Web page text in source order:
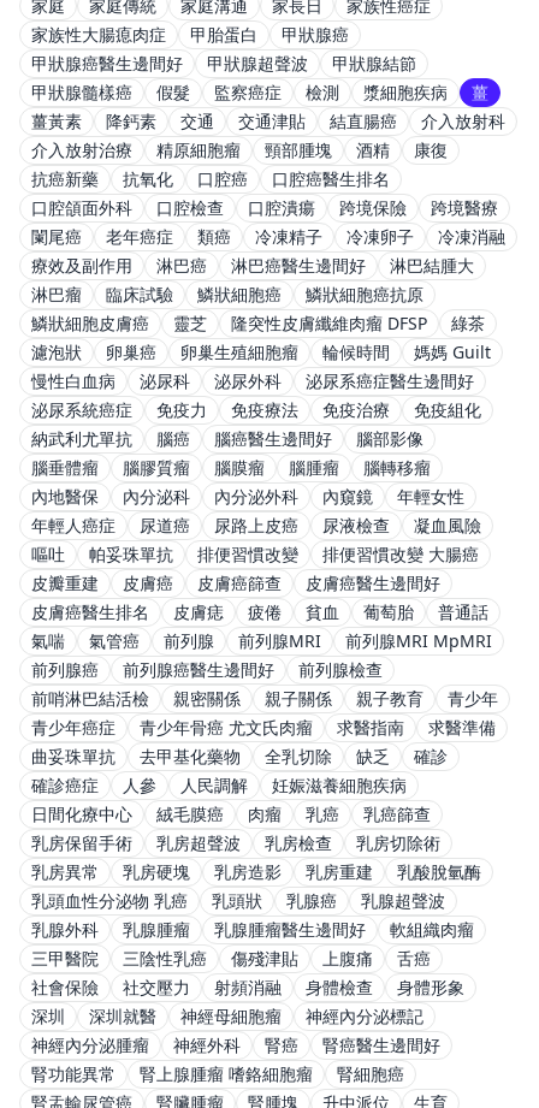
家庭
家庭傳統 家庭溝通 家長日
家族性癌症
家族性大腸瘜肉症
甲胎蛋白
甲狀腺癌
甲狀腺癌醫生邊間好
甲狀腺超聲波
甲狀腺結節
甲狀腺髓樣癌
假髮 監察癌症 檢測 漿細胞疾病
薑
薑黃素
降鈣素 交通 交通津貼 結直腸癌
介入放射科
介入放射治療
精原細胞瘤 頸部腫塊 酒精
康復
抗癌新藥
抗氧化 口腔癌
口腔癌醫生排名
口腔頜面外科
口腔檢查 口腔潰瘍 跨境保險
跨境醫療
闌尾癌
老年癌症 類癌 冷凍精子 冷凍卵子
冷凍消融
療效及副作用
淋巴癌 淋巴癌醫生邊間好
淋巴結腫大
淋巴瘤
臨床試驗 鱗狀細胞癌
鱗狀細胞癌抗原
鱗狀細胞皮膚癌
靈芝 隆突性皮膚纖維肉瘤 DFSP
綠茶
濾泡狀
卵巢癌 卵巢生殖細胞瘤 輪候時間
媽媽 Guilt
慢性白血病
泌尿科 泌尿外科
泌尿系癌症醫生邊間好
泌尿系統癌症
免疫力 免疫療法 免疫治療
免疫組化
納武利尤單抗
腦癌 腦癌醫生邊間好
腦部影像
腦垂體瘤
腦膠質瘤 腦膜瘤 腦腫瘤
腦轉移瘤
內地醫保
內分泌科 內分泌外科 內窺鏡
年輕女性
年輕人癌症
尿道癌 尿路上皮癌 尿液檢查
凝血風險
嘔吐
帕妥珠單抗 排便習慣改變
排便習慣改變 大腸癌
皮瓣重建
皮膚癌 皮膚癌篩查
皮膚癌醫生邊間好
皮膚癌醫生排名
皮膚痣 疲倦 貧血 葡萄胎
普通話
氣喘
氣管癌 前列腺 前列腺MRI
前列腺MRI MpMRI
前列腺癌
前列腺癌醫生邊間好
前列腺檢查
前哨淋巴結活檢
親密關係 親子關係 親子教育
青少年
青少年癌症
青少年骨癌 尤文氏肉瘤 求醫指南
求醫準備
曲妥珠單抗
去甲基化藥物 全乳切除 缺乏
確診
確診癌症
人參 人民調解
妊娠滋養細胞疾病
日間化療中心
絨毛膜癌 肉瘤 乳癌
乳癌篩查
乳房保留手術
乳房超聲波 乳房檢查
乳房切除術
乳房異常
乳房硬塊 乳房造影 乳房重建
乳酸脫氫酶
乳頭血性分泌物 乳癌
乳頭狀 乳腺癌
乳腺超聲波
乳腺外科
乳腺腫瘤 乳腺腫瘤醫生邊間好
軟組織肉瘤
三甲醫院
三陰性乳癌 傷殘津貼 上腹痛
舌癌
社會保險
社交壓力 射頻消融 身體檢查
身體形象
深圳
深圳就醫 神經母細胞瘤
神經內分泌標記
神經內分泌腫瘤
神經外科 腎癌
腎癌醫生邊間好
腎功能異常
腎上腺腫瘤 嗜鉻細胞瘤
腎細胞癌
腎盂輸尿管癌
腎臟腫瘤 腎腫塊 升中派位 生育